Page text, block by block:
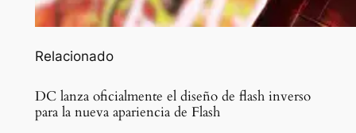
Relacionado
DC lanza oficialmente el diseño de flash inverso
para la nueva apariencia de Flash